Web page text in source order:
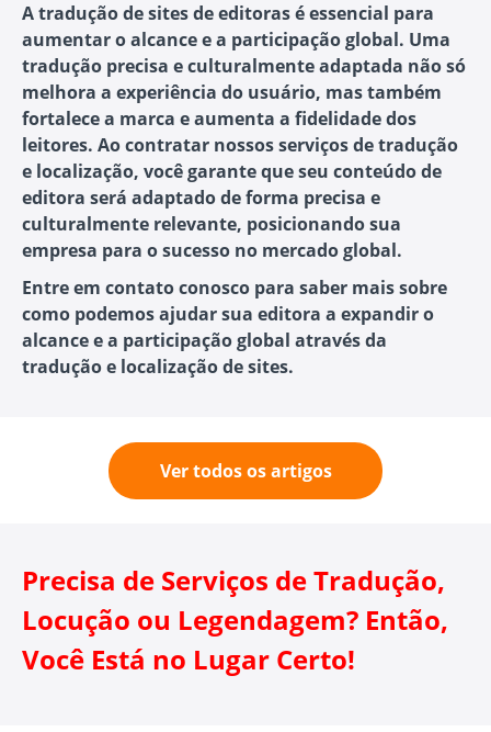
A tradução de sites de editoras é essencial para
aumentar o alcance e a participação global. Uma
tradução precisa e culturalmente adaptada não só
melhora a experiência do usuário, mas também
fortalece a marca e aumenta a fidelidade dos
leitores. Ao contratar nossos serviços de tradução
e localização, você garante que seu conteúdo de
editora será adaptado de forma precisa e
culturalmente relevante, posicionando sua
empresa para o sucesso no mercado global.
Entre em contato conosco para saber mais sobre
como podemos ajudar sua editora a expandir o
alcance e a participação global através da
tradução e localização de sites.
Ver todos os artigos
Precisa de Serviços de Tradução,
Locução ou Legendagem? Então,
Você Está no Lugar Certo!